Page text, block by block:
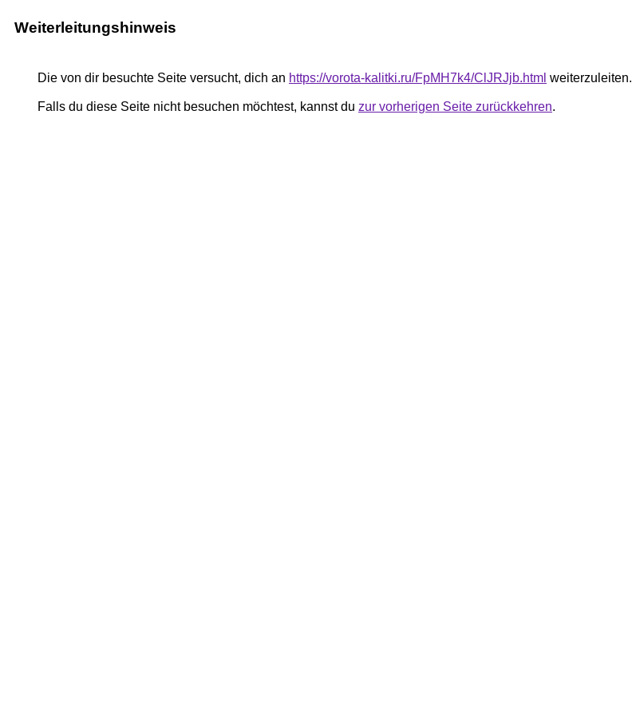
Weiterleitungshinweis
Die von dir besuchte Seite versucht, dich an https://vorota-kalitki.ru/FpMH7k4/ClJRJjb.html weiterzuleiten.
Falls du diese Seite nicht besuchen möchtest, kannst du zur vorherigen Seite zurückkehren.